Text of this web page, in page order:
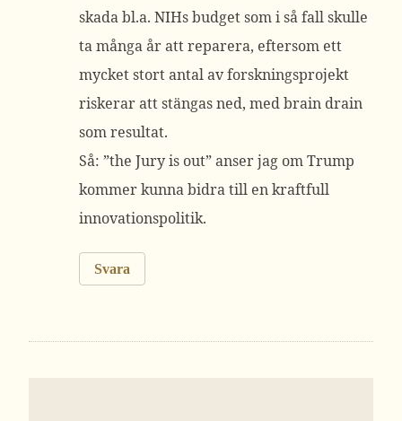
skada bl.a. NIHs budget som i så fall skulle
ta många år att reparera, eftersom ett
mycket stort antal av forskningsprojekt
riskerar att stängas ned, med brain drain
som resultat.
Så: ”the Jury is out” anser jag om Trump
kommer kunna bidra till en kraftfull
innovationspolitik.
Svara